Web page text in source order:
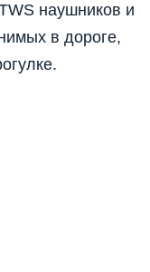
наушников и
в дороге,